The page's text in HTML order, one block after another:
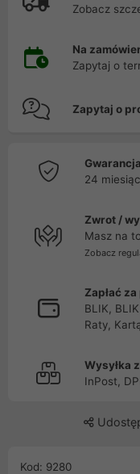
Zobacz
Na
Zapytaj o
Zapytaj o
24
Zwrot /
Masz na
Zobacz
Zapłać
BLIK,
Raty,
Wysyłka
InPost,
Kod: 9280